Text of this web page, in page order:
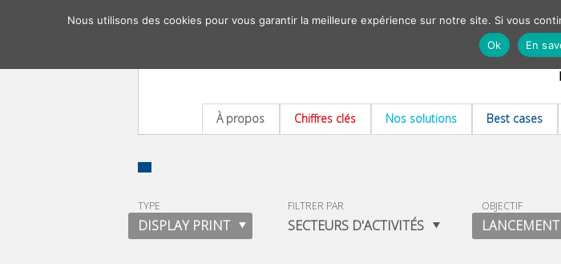
À propos Chiffres clés Nos solutions Best cases
TYPE
DISPLAY PRINT
FILTRER PAR
SECTEURS D'ACTIVITÉS
OBJECTIF
Nous utilisons des cookies pour vous garantir la meilleure expérience sur notre site. Si vous
Ok
En